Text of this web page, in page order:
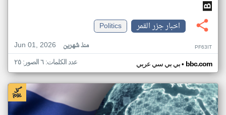
اخبار جزر القمر
Politics
Jun 01, 2026
منذ شهرين PF63IT
بي بي سي عربي• bbc.com عدد الكلمات: ٦ الصور: ٢٥